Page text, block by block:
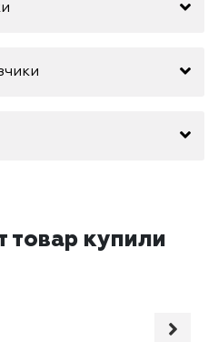
товар купили